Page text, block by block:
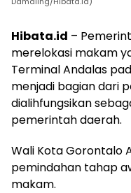
Hibata.id –
merelokasi makam
Terminal Andalas
menjadi bagian dari
dialihfungsikan
pemerintah daerah.
Wali Kota Gorontalo
pemindahan tahap
makam.